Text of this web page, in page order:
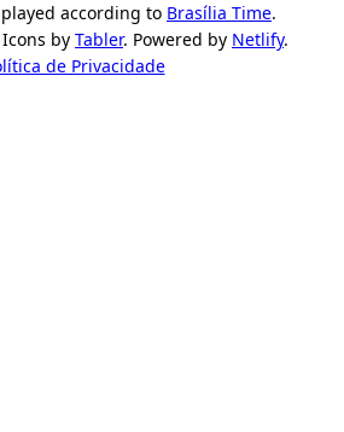
according to Brasília Time.
Icons by Tabler. Powered by Netlify.
de Privacidade